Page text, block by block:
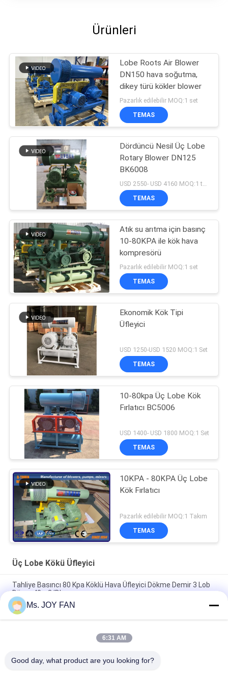
Ürünleri
Lobe Roots Air Blower
DN150 hava soğutma,
dikey türü kökler blower
Pazarlık edilebilir MOQ:1 set
TEMAS
Dördüncü Nesil Üç Lobe
Rotary Blower DN125
BK6008
TEMAS
Atık su arıtma için basınç
10-80KPA ile kök hava
kompresörü
Pazarlık edilebilir MOQ:1 set
TEMAS
Ekonomik Kök Tipi
Üfleyici
USD 1250-USD 1520 MOQ:1 Set
TEMAS
10-80kpa Üç Lobe Kök
Fırlatıcı BC5006
USD 1400- USD 1800 MOQ:1 Set
TEMAS
10KPA - 80KPA Üç Lobe
Kök Fırlatıcı
Pazarlık edilebilir MOQ:1 Takım
TEMAS
Üç Lobe Kökü Üfleyici
Tahliye Basıncı 80 Kpa Köklü Hava Üfleyici Dökme Demir 3 Lob
Döner 40m3/Dk
10" 80kpa 71.52m3/Min 132kw dökme demir üç lob kökleri
nefesi
DN200 Su Soğutmalı Üç Loblu Kök Üfleyici maksimum basınç
Ms. JOY FAN
6:31 AM
Good day, what product are you looking for?